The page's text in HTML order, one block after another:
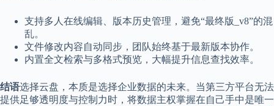
支持多人在线编辑、版本历史管理，避免“最终版_v8”的混
乱。
文件修改内容自动同步，团队始终基于最新版本协作。
内置全文检索与多格式预览，大幅提升信息查找效率。
结语选择云盘，本质是选择企业数据的未来。当第三方平台无法
提供足够透明度与控制力时，将数据主权掌握在自己手中是唯一